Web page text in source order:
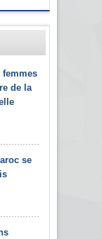
femmes
de la
se